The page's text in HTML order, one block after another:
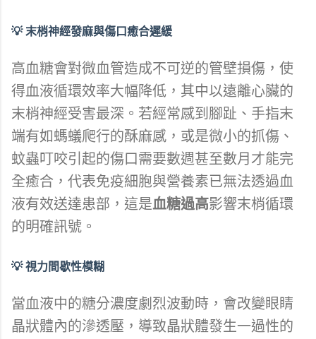
💡 末梢神經發麻與傷口癒合遲緩
高血糖會對微血管造成不可逆的管壁損傷，使
得血液循環效率大幅降低，其中以遠離心臟的
末梢神經受害最深。若經常感到腳趾、手指末
端有如螞蟻爬行的酥麻感，或是微小的抓傷、
蚊蟲叮咬引起的傷口需要數週甚至數月才能完
全癒合，代表免疫細胞與營養素已無法透過血
液有效送達患部，這是血糖過高影響末梢循環
的明確訊號。
💡 視力間歇性模糊
當血液中的糖分濃度劇烈波動時，會改變眼睛
晶狀體內的滲透壓，導致晶狀體發生一過性的